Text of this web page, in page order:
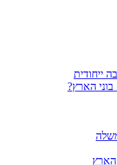
ייחודית
הארץ?
הארץ